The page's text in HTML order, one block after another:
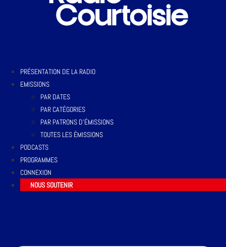
PRÉSENTATION DE LA RADIO
EMISSIONS
PAR DATES
PAR CATÉGORIES
PAR PATRONS D’ÉMISSIONS
TOUTES LES ÉMISSIONS
PODCASTS
PROGRAMMES
CONNEXION
NOUS SOUTENIR